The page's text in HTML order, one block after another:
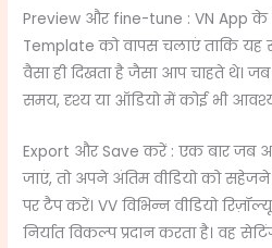
Preview और fine-tune : VN App के
Template को वापस चलाएं ताकि
वैसा ही दिखता है जैसा आप चाहते थे।
समय, दृश्य या ऑडियो में कोई भी
Export और Save करें : एक बार जब
जाएं, तो अपने अंतिम वीडियो को
पर टैप करें। VV विभिन्न वीडियो
निर्यात विकल्प प्रदान करता है। वह